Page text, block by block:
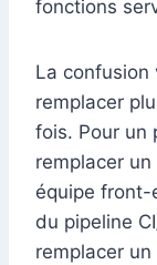
fonctions
La
remplacer
fois. Pour un
remplacer
équipe front-
du pipeline
remplacer